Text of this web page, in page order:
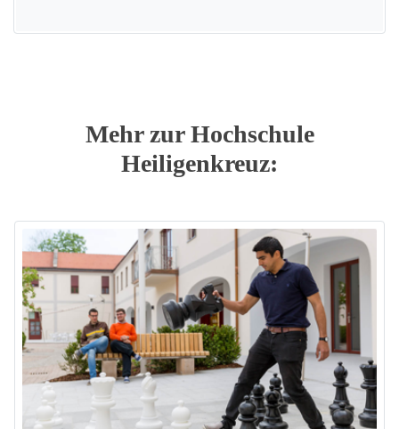
Mehr zur Hochschule
Heiligenkreuz: